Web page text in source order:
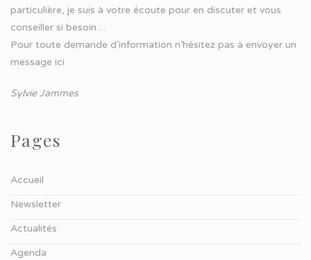
particulière, je suis à votre écoute pour en discuter et vous
conseiller si besoin…
Pour toute demande d’information n’hésitez pas à envoyer un
message ici
Sylvie Jammes
Pages
Accueil
Newsletter
Actualités
Agenda